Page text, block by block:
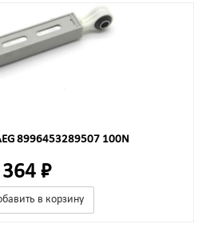
8996453289507 100N
364 ₽
в корзину